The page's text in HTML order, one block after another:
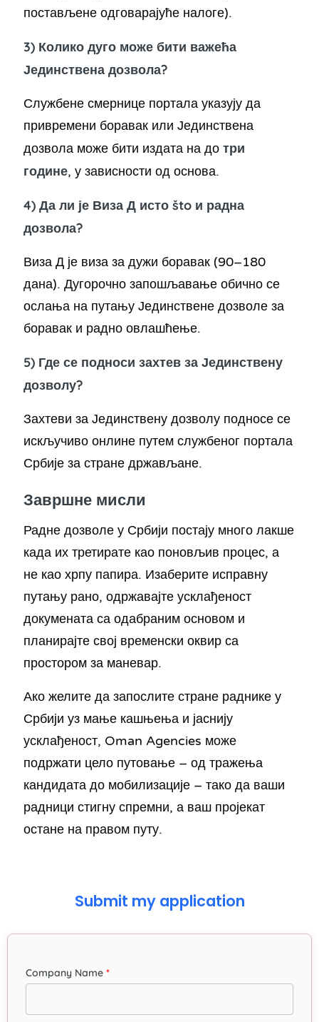
постављене одговарајуће налоге).
3) Колико дуго може бити важећа
Јединствена дозвола?
Службене смернице портала указују да
привремени боравак или Јединствена
дозвола може бити издата на до три
године, у зависности од основа.
4) Да ли је Виза Д исто što и радна
дозвола?
Виза Д је виза за дужи боравак (90–180
дана). Дугорочно запошљавање обично се
ослања на путању Јединствене дозволе за
боравак и радно овлашћење.
5) Где се подноси захтев за Јединствену
дозволу?
Захтеви за Јединствену дозволу подносе се
искључиво онлине путем службеног портала
Србије за стране држављане.
Завршне мисли
Радне дозволе у Србији постају много лакше
када их третирате као поновљив процес, а
не као хрпу папира. Изаберите исправну
путању рано, одржавајте усклађеност
докумената са одабраним основом и
планирајте свој временски оквир са
простором за маневар.
Ако желите да запослите стране раднике у
Србији уз мање кашњења и јаснију
усклађеност, Oman Agencies може
подржати цело путовање – од тражења
кандидата до мобилизације – тако да ваши
радници стигну спремни, а ваш пројекат
остане на правом путу.
Submit my application
Company Name